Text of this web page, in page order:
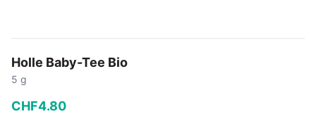
Holle Baby-Tee Bio
5 g
CHF4.80